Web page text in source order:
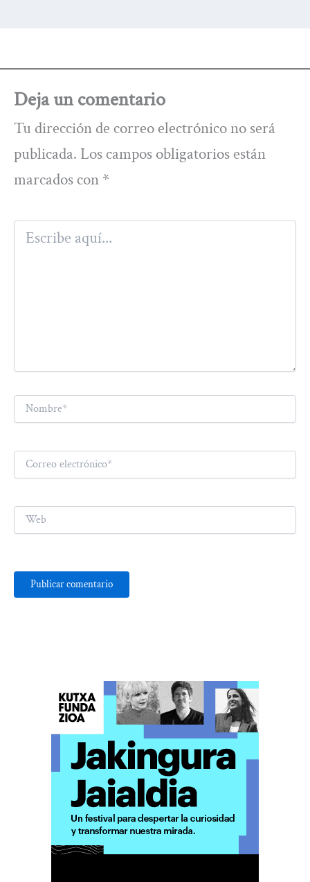
Deja un comentario
Tu dirección de correo electrónico no será
publicada. Los campos obligatorios están
marcados con *
Escribe
aquí...
Nombre*
Correo
electrónico*
Web